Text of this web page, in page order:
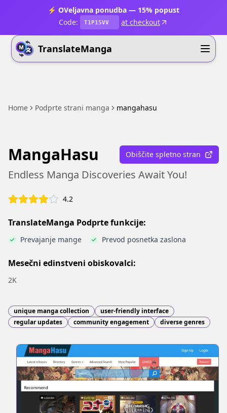
⚡ OVeljavna ponudba — 15% popust
Code:
T1P15VV at checkout
TranslateManga
Home Podprte strani manga mangahasu
MangaHasu Obiščite spletno stran
Endless Manga Discoveries Await You!
4.2
TranslateManga Podprte funkcije:
Prevajanje mange Prevod posnetka zaslona
Mesečni edinstveni obiskovalci:
2K
unique manga collection
user-friendly interface
regular updates
community engagement diverse genres